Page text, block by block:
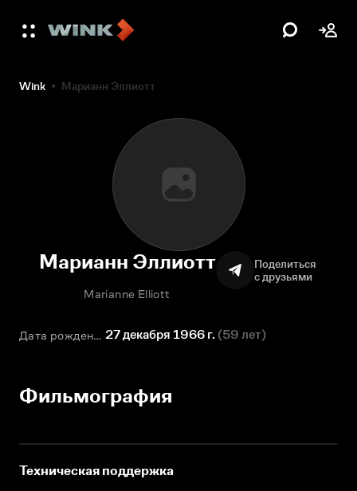
Wink Марианн Эллиотт
Марианн Эллиотт
Marianne Elliott
Поделиться
с друзьями
Дата рождения 27 декабря 1966 г. (59 лет)
Фильмография
Техническая поддержка